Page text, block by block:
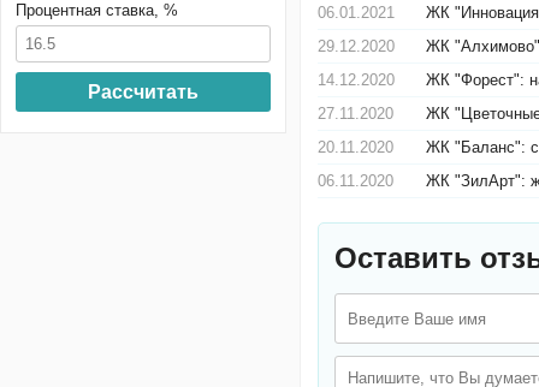
06.01.2021
ЖК
29.12.2020
ЖК "Алхимово":
14.12.2020
ЖК "Форест":
27.11.2020
ЖК "Цветочные
20.11.2020
ЖК "Баланс":
06.11.2020
ЖК "ЗилАрт":
Оставить
Процентная ставка, %
Рассчитать